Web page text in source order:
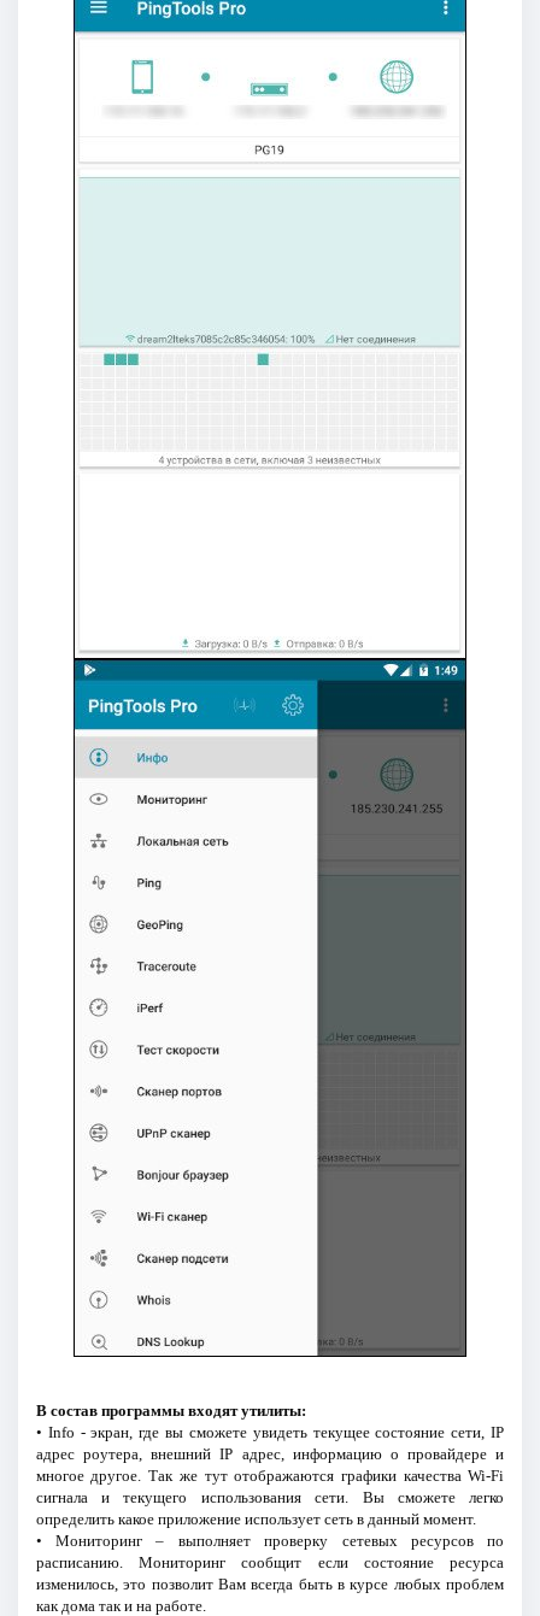
В состав программы входят утилиты:
• Info - экран, где вы сможете увидеть текущее состояние сети, IP
адрес роутера, внешний IP адрес, информацию о провайдере и
многое другое. Так же тут отображаются графики качества Wi-Fi
сигнала и текущего использования сети. Вы сможете легко
определить какое приложение использует сеть в данный момент.
• Мониторинг – выполняет проверку сетевых ресурсов по
расписанию. Мониторинг сообщит если состояние ресурса
изменилось, это позволит Вам всегда быть в курсе любых проблем
как дома так и на работе.